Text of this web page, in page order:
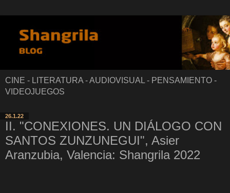
CINE - LITERATURA - AUDIOVISUAL - PENSAMIENTO -
VIDEOJUEGOS
26.1.22
II. "CONEXIONES. UN DIÁLOGO CON
SANTOS ZUNZUNEGUI", Asier
Aranzubia, Valencia: Shangrila 2022